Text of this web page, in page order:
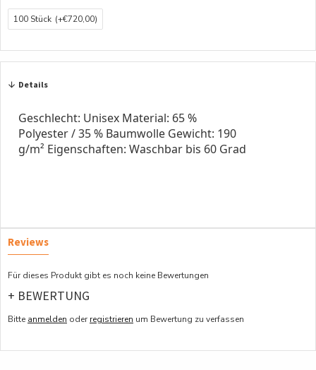
100 Stück (+€720,00)
Details
Geschlecht: Unisex Material: 65 %
Polyester / 35 % Baumwolle Gewicht: 190
g/m² Eigenschaften: Waschbar bis 60 Grad
Reviews
Für dieses Produkt gibt es noch keine Bewertungen
+ BEWERTUNG
Bitte anmelden oderregistrieren um Bewertung zu verfassen